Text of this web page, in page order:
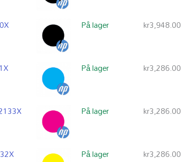
På lager kr3,948.00
På lager kr3,286.00
På lager kr3,286.00
På lager kr3,286.00